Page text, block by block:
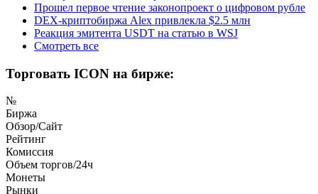
Прошел первое чтение законопроект о цифровом рубле
DEX-криптобиржа Alex привлекла $2.5 млн
Реакция эмитента USDT на статью в WSJ
Смотреть все
Торговать ICON на бирже:
№
Биржа
Обзор/Сайт
Рейтинг
Комиссия
Объем торгов/24ч
Монеты
Рынки